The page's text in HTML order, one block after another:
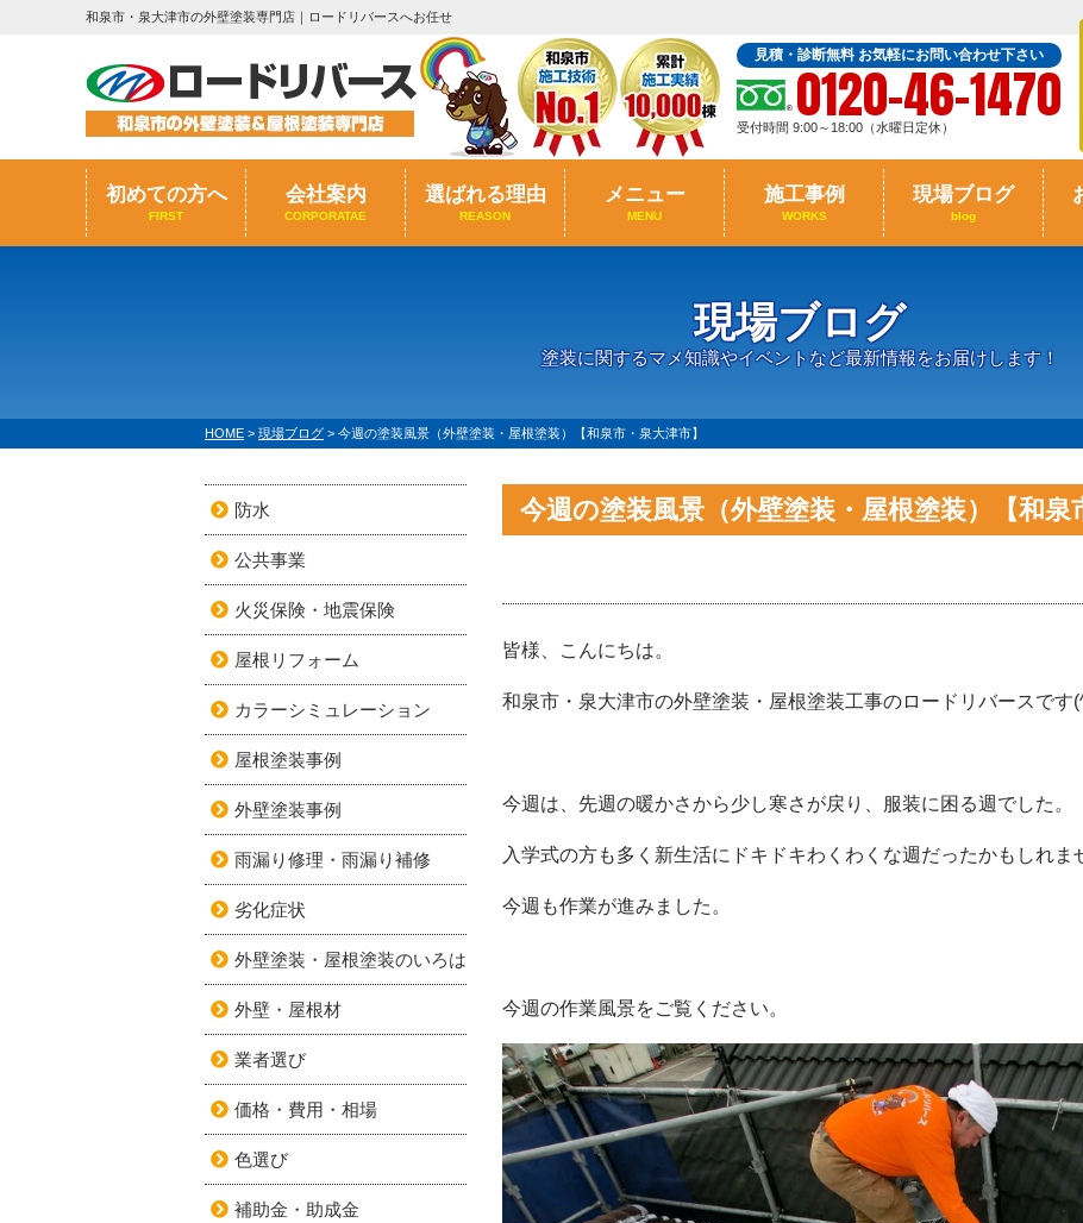
和泉市・泉大津市の外壁塗装専門店｜ロードリバースへお任せ
見積・診断無料 お気軽にお問い合わせ下さい
0120-46-1470
受付時間 9:00～18:00（水曜日定休）
初めての方へ
FIRST
会社案内
CORPORATAE
選ばれる理由
REASON
メニュー
MENU
施工事例
WORKS
現場ブログ
blog
現場ブログ
塗装に関するマメ知識やイベントなど最新情報をお届けします！
HOME > 現場ブログ > 今週の塗装風景（外壁塗装・屋根塗装）【和泉市・泉大津市】
今週の塗装風景（外壁塗装・屋根塗装）【和泉
皆様、こんにちは。
和泉市・泉大津市の外壁塗装・屋根塗装工事のロードリバースです
今週は、先週の暖かさから少し寒さが戻り、服装に困る週でした。
入学式の方も多く新生活にドキドキわくわくな週だったかもしれま
今週も作業が進みました。
今週の作業風景をご覧ください。
防水
公共事業
火災保険・地震保険
屋根リフォーム
カラーシミュレーション
屋根塗装事例
外壁塗装事例
雨漏り修理・雨漏り補修
劣化症状
外壁塗装・屋根塗装のいろは
外壁・屋根材
業者選び
価格・費用・相場
色選び
補助金・助成金